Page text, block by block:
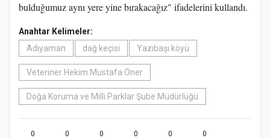
bulduğumuz aynı yere yine bırakacağız" ifadelerini kullandı.
Anahtar Kelimeler:
Adıyaman
dağ keçisi Yazıbaşı köyü
Veteriner Hekim Mustafa Öner
Doğa Koruma ve Milli Parklar Şube Müdürlüğü
0 0 0 0 0 0